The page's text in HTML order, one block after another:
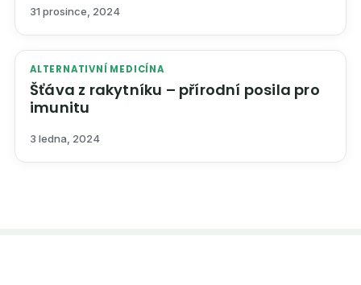
31 prosince, 2024
ALTERNATIVNÍ MEDICÍNA
Šťáva z rakytníku – přírodní posila pro
imunitu
3 ledna, 2024